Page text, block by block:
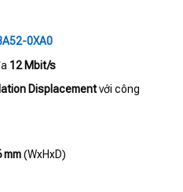
0XA0
12 Mbit/s
Displacementvới công
mm(WxHxD)